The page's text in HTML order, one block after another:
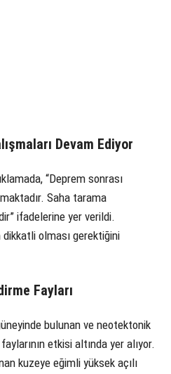
Devam Ediyor
“Deprem sonrası
Saha tarama
ifadelerine yer verildi.
olması gerektiğini
Fayları
bulunan ve neotektonik
etkisi altında yer alıyor.
kuzeye eğimli yüksek açılı